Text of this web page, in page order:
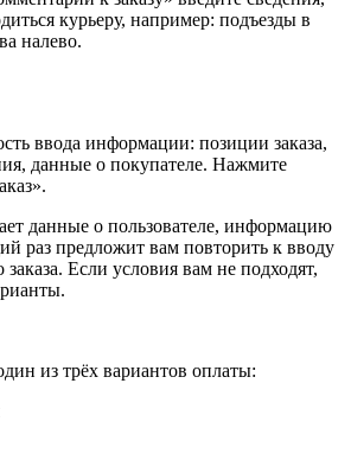
курьеру, например: подъезды в
налево.
ввода информации: позиции заказа,
данные о покупателе. Нажмите
данные о пользователе, информацию
раз предложит вам повторить к вводу
Если условия вам не подходят,
из трёх вариантов оплаты: